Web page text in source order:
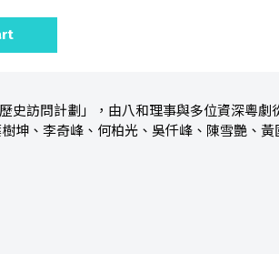
史訪問計劃」，由八和理事與多位資深粵劇
坤、李奇峰、何柏光、吳仟峰、陳雪艷、黃